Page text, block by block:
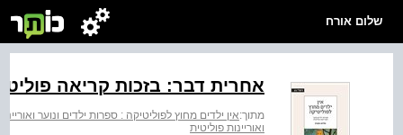
שלום אורח
אחרית דבר: בזכות קריאה
מתוך:אין ילדים מחוץ לפוליטיקה : ספרות ילדים ונוער
ואוריינות פוליטית